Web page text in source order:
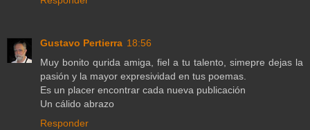
Gustavo Pertierra 18:56
Muy bonito qurida amiga, fiel a tu talento, simepre dejas la
pasión y la mayor expresividad en tus poemas.
Es un placer encontrar cada nueva publicación
Un cálido abrazo
Responder